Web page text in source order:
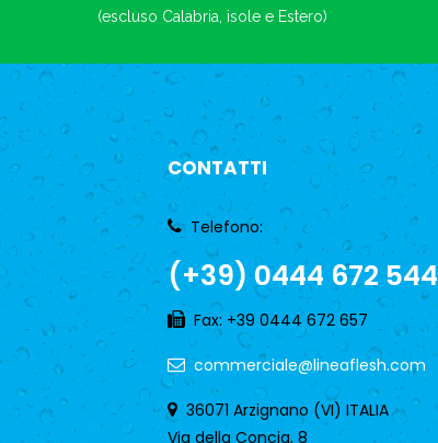
(escluso Calabria, isole e Estero)
CONTATTI
Telefono:
(+39) 0444 672 544
Fax: +39 0444 672 657
commerciale@lineaflesh.com
36071 Arzignano (VI) ITALIA
Via della Concia, 8